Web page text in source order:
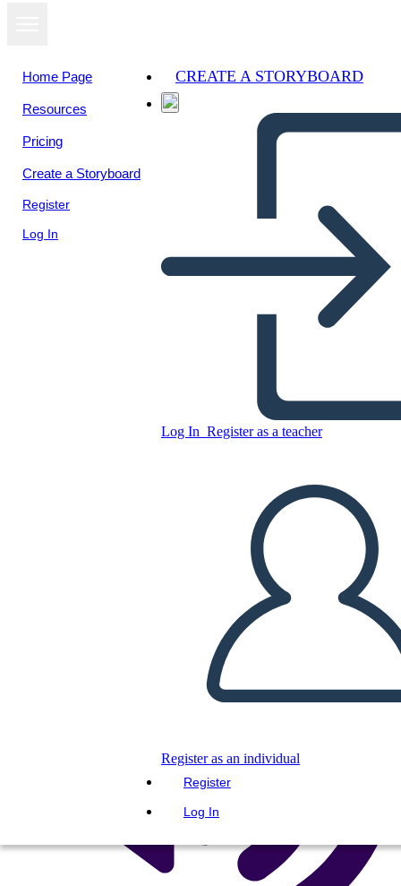
Home Page
Resources
Pricing
Create a Storyboard
Register
Log In
CREATE A STORYBOARD
Log In Register as a teacher
Register as an individual
Register
Log In
degli obiettivi
CREATE A STORYBOARD
PLAY SLIDESHOW
READ TO ME